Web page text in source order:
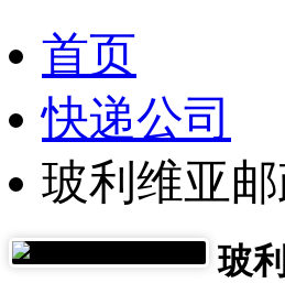
首页
快递公司
玻利维亚
玻